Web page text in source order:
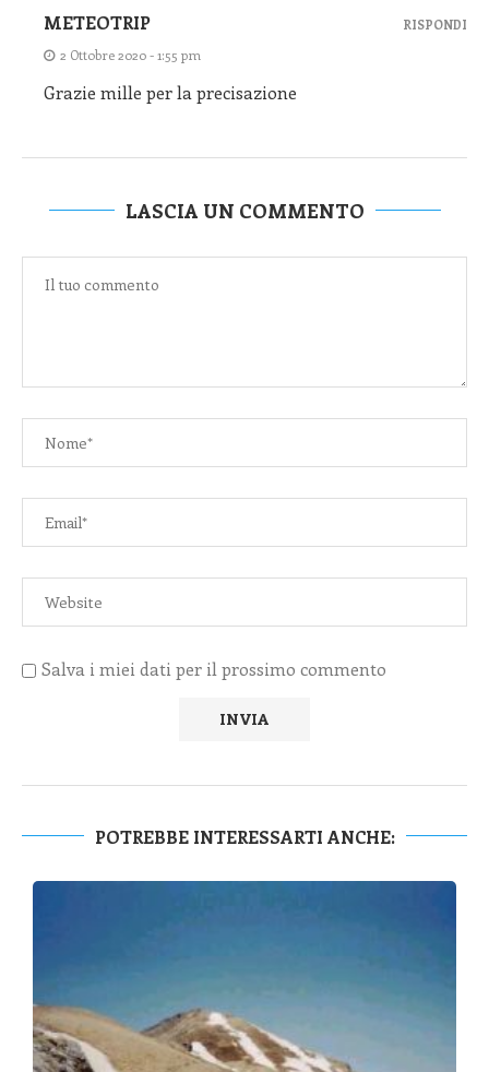
METEOTRIP
2 Ottobre 2020 - 1:55 pm
Grazie mille per la precisazione
RISPONDI
LASCIA UN COMMENTO
Salva i miei dati per il prossimo commento
POTREBBE INTERESSARTI ANCHE: